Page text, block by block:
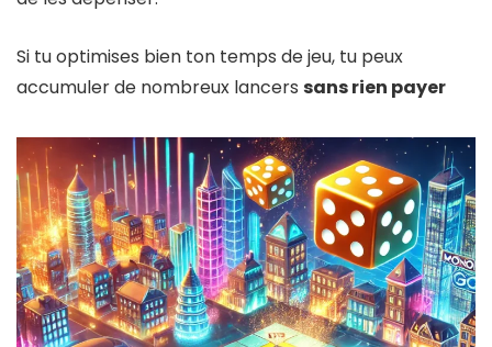
Si tu optimises bien ton temps de jeu, tu peux
accumuler de nombreux lancers sans rien payer